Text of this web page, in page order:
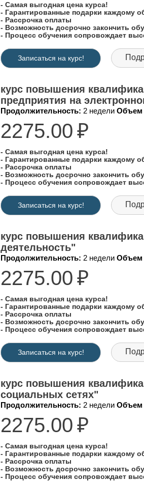
- Самая выгодная цена курса!
- Гарантированные подарки каждому
- Рассрочка оплаты
- Возможность досрочно закончить
- Процесс обучения сопровождает
Записаться на курс!
курс повышения
предприятия на
Продолжительность: 2 недели Объем
2275.00 ₽
- Самая выгодная цена курса!
- Гарантированные подарки каждому
- Рассрочка оплаты
- Возможность досрочно закончить
- Процесс обучения сопровождает
Записаться на курс!
курс повышения
деятельность"
Продолжительность: 2 недели Объем
2275.00 ₽
- Самая выгодная цена курса!
- Гарантированные подарки каждому
- Рассрочка оплаты
- Возможность досрочно закончить
- Процесс обучения сопровождает
Записаться на курс!
курс повышения
социальных сетях"
Продолжительность: 2 недели Объем
2275.00 ₽
- Самая выгодная цена курса!
- Гарантированные подарки каждому
- Рассрочка оплаты
- Возможность досрочно закончить
- Процесс обучения сопровождает